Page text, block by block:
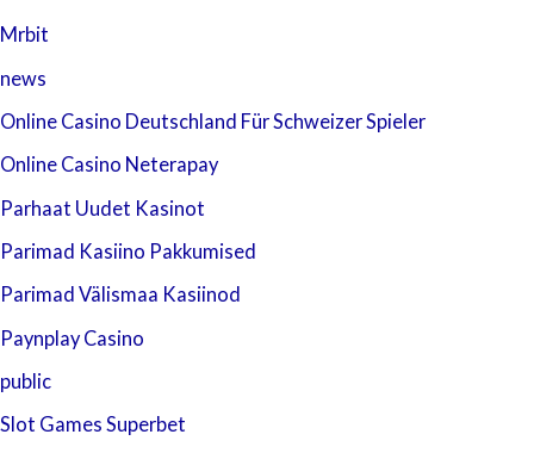
Mrbit
news
Online Casino Deutschland Für Schweizer Spieler
Online Casino Neterapay
Parhaat Uudet Kasinot
Parimad Kasiino Pakkumised
Parimad Välismaa Kasiinod
Paynplay Casino
public
Slot Games Superbet